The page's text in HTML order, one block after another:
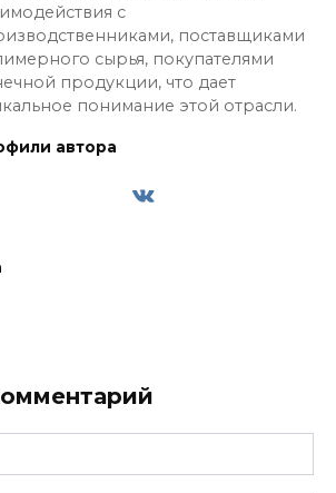
с
поставщиками
сырья, покупателями
продукции, что дает
понимание этой отрасли.
автора